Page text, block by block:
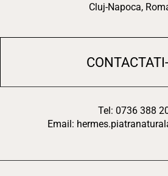
Cluj-Napoca,
Tel: 0736 388
Email: